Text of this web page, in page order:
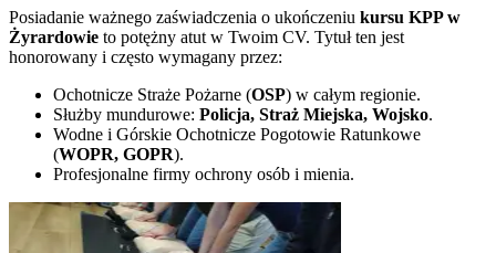
Posiadanie ważnego zaświadczenia o ukończeniu kursu KPP w
Żyrardowie to potężny atut w Twoim CV. Tytuł ten jest
honorowany i często wymagany przez:
Ochotnicze Straże Pożarne (OSP) w całym regionie.
Służby mundurowe: Policja, Straż Miejska, Wojsko.
Wodne i Górskie Ochotnicze Pogotowie Ratunkowe
(WOPR, GOPR).
Profesjonalne firmy ochrony osób i mienia.